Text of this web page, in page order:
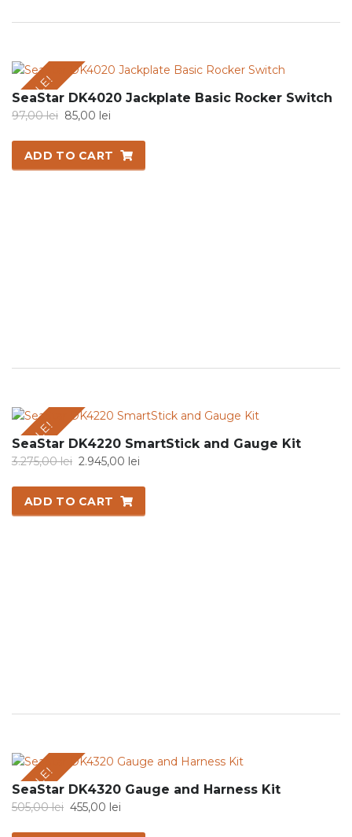
SALE!
SeaStar DK4020 Jackplate Basic Rocker Switch
97,00lei Original
was:
97,00 lei.
85,00 lei
is:
85,00 lei.
ADD TO CART
SALE!
SeaStar DK4220 SmartStick and Gauge Kit
3.275,00lei Original
was:
3.275,00 lei.
2.945,00 lei
2.945,00 lei.
ADD TO CART
SALE!
SeaStar DK4320 Gauge and Harness Kit
505,00lei Original
455,00 lei